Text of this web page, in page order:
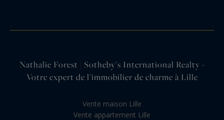
Nathalie Forest | Sotheby's International Realty -
Votre expert de l'immobilier de charme à Lille
Vente maison Lille
Vente appartement Lille